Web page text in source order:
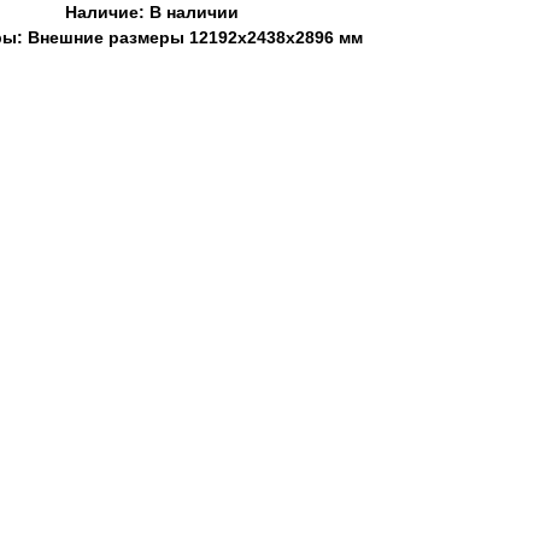
Наличие: В наличии
Внешние размеры 12192х2438х2896 мм